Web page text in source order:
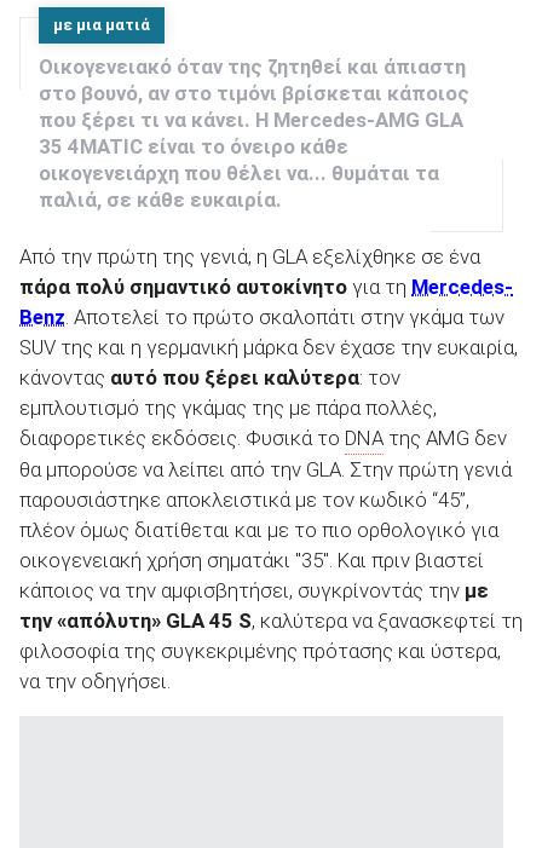
Μεταχειρισμένα
ΑΝΑΖΗΤΗΣΗ
Επιχειρήσεις
ΑΝΑΖΗΤΗΣΗ
με μια ματιά
Οικογενειακό όταν της ζητηθεί και άπιαστη
στο βουνό, αν στο τιμόνι βρίσκεται κάποιος
που ξέρει τι να κάνει. Η Mercedes-AMG GLA
35 4MATIC είναι το όνειρο κάθε
οικογενειάρχη που θέλει να... θυμάται τα
παλιά, σε κάθε ευκαιρία.
Από την πρώτη της γενιά, η GLA εξελίχθηκε σε ένα
πάρα πολύ σημαντικό αυτοκίνητο για τη Mercedes-
Benz . Αποτελεί το πρώτο σκαλοπάτι στην γκάμα των
SUV της και η γερμανική μάρκα δεν έχασε την ευκαιρία,
κάνοντας αυτό που ξέρει καλύτερα: τον
εμπλουτισμό της γκάμας της με πάρα πολλές,
διαφορετικές εκδόσεις. Φυσικά το DNA της AMG δεν
θα μπορούσε να λείπει από την GLA. Στην πρώτη γενιά
παρουσιάστηκε αποκλειστικά με τον κωδικό “45”,
πλέον όμως διατίθεται και με το πιο ορθολογικό για
οικογενειακή χρήση σηματάκι "35". Και πριν βιαστεί
κάποιος να την αμφισβητήσει, συγκρίνοντάς την με
την «απόλυτη» GLA 45 S, καλύτερα να ξανασκεφτεί τη
φιλοσοφία της συγκεκριμένης πρότασης και ύστερα,
να την οδηγήσει.